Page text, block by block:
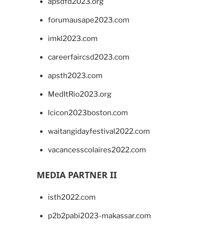
forumausape2023.com
imkl2023.com
careerfaircsd2023.com
apsth2023.com
MedItRio2023.org
lcicon2023boston.com
waitangidayfestival2022.com
vacancesscolaires2022.com
MEDIA PARTNER II
isth2022.com
p2b2pabi2023-makassar.com